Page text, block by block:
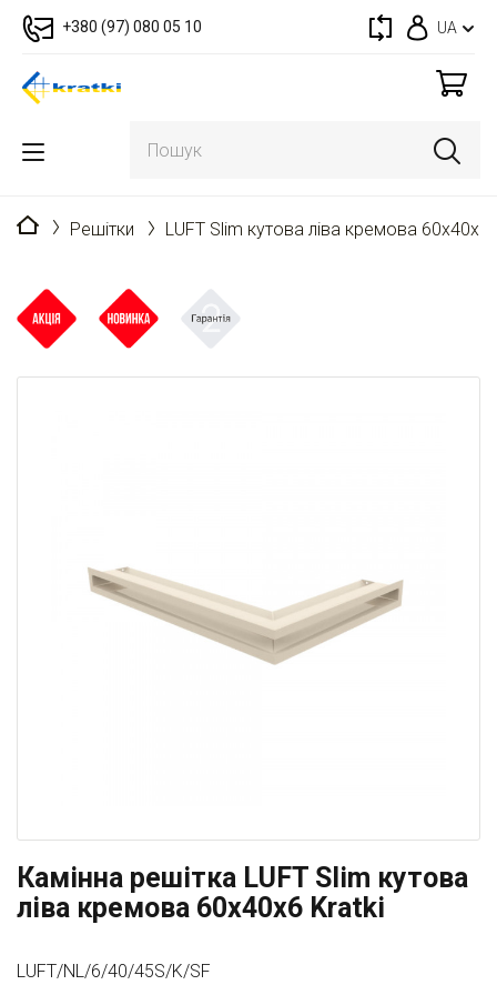
+380 (97) 080 05 10 UA
Головна
Решітки LUFT Slim кутова ліва кремова 60x40x6
Камінна решітка LUFT Slim кутова
ліва кремова 60x40x6 Kratki
LUFT/NL/6/40/45S/K/SF